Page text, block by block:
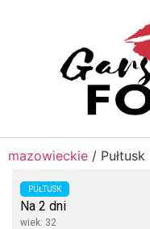
mazowieckie / Pułtusk
PUŁTUSK
Na 2 dni
wiek: 32